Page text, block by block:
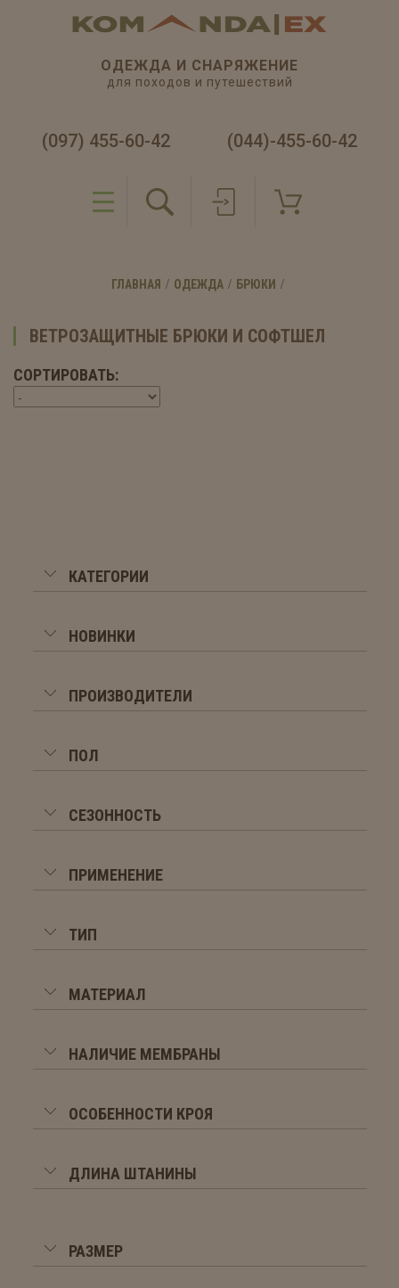
ОДЕЖДА И СНАРЯЖЕНИЕ
для походов и путешествий
(097) 455-60-42 (044)-455-60-42
ГЛАВНАЯ ОДЕЖДА БРЮКИ
ВЕТРОЗАЩИТНЫЕ БРЮКИ И СОФТШЕЛ
СОРТИРОВАТЬ:
КАТЕГОРИИ
НОВИНКИ
ПРОИЗВОДИТЕЛИ
ПОЛ
СЕЗОННОСТЬ
ПРИМЕНЕНИЕ
ТИП
МАТЕРИАЛ
НАЛИЧИЕ МЕМБРАНЫ
ОСОБЕННОСТИ КРОЯ
ДЛИНА ШТАНИНЫ
РАЗМЕР